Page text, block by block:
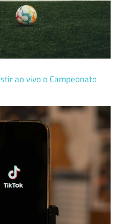
ao vivo o Campeonato